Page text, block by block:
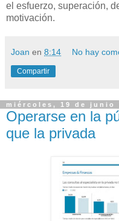
el esfuerzo, superación,
motivación.
Joan en 8:14 No hay
Compartir
miércoles, 19 de junio
Operarse en la
que la privada